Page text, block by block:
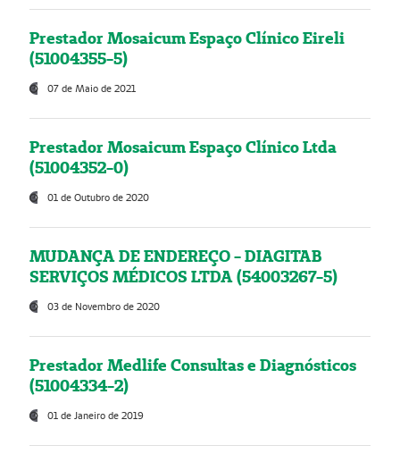
Prestador Mosaicum Espaço Clínico Eireli
(51004355-5)
07 de Maio de 2021
Prestador Mosaicum Espaço Clínico Ltda
(51004352-0)
01 de Outubro de 2020
MUDANÇA DE ENDEREÇO - DIAGITAB
SERVIÇOS MÉDICOS LTDA (54003267-5)
03 de Novembro de 2020
Prestador Medlife Consultas e Diagnósticos
(51004334-2)
01 de Janeiro de 2019